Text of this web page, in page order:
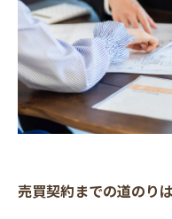
売買契約までの道のり